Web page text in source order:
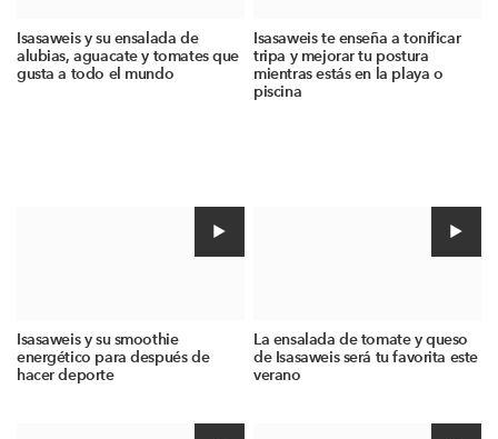
Isasaweis y su ensalada de
alubias, aguacate y tomates que
gusta a todo el mundo
Isasaweis te enseña a tonificar
tripa y mejorar tu postura
mientras estás en la playa o
piscina
Isasaweis y su smoothie
energético para después de
hacer deporte
La ensalada de tomate y queso
de Isasaweis será tu favorita este
verano